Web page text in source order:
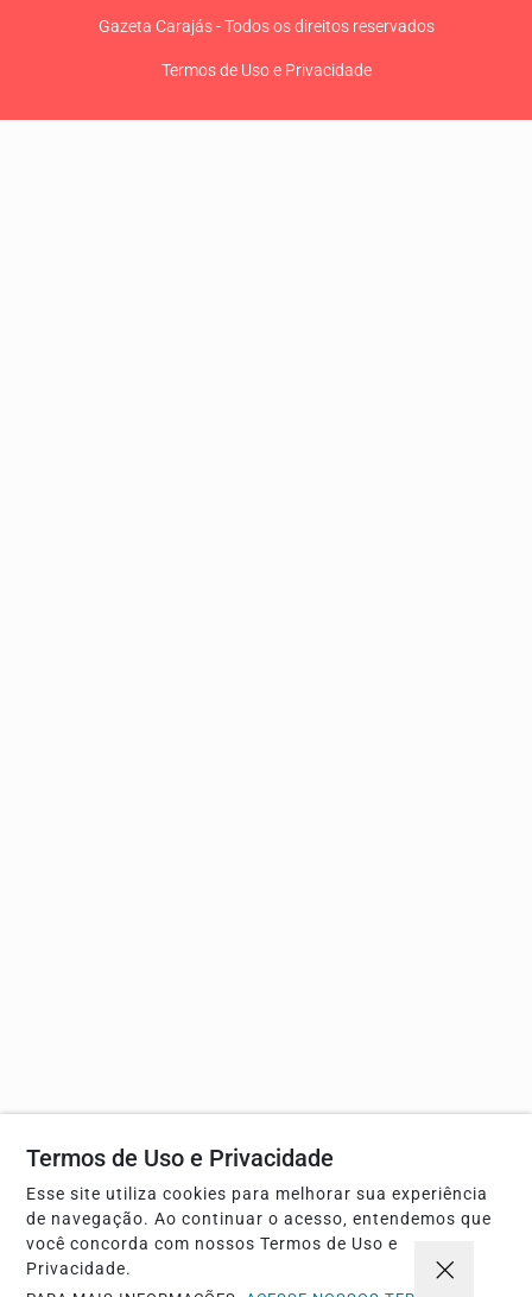
Gazeta Carajás - Todos os direitos reservados
Termos de Uso e Privacidade
Termos de Uso e Privacidade
Esse site utiliza cookies para melhorar sua experiência
de navegação. Ao continuar o acesso, entendemos que
você concorda com nossos Termos de Uso e
Privacidade.